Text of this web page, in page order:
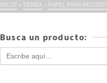
INICIO » TIENDA » PAPEL PARA
Busca un producto:
Buscar: